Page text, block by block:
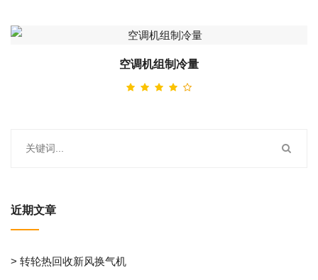
空调机组制冷量
近期文章
> 转轮热回收新风换气机